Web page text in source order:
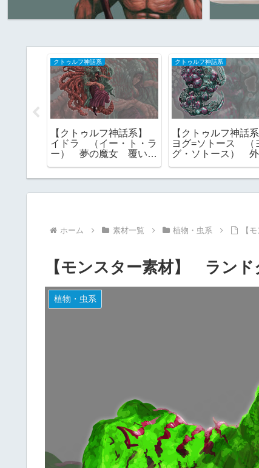
クトゥルフ神話系
【クトゥルフ神話系】
イドラ （イー・ト・ラ
ー） 夢の魔女 覆い隠
クトゥルフ神話系
【クトゥルフ神話
ヨグ=ソトース （
グ・ソトース） 外
ホーム 素材一覧 植物・虫系 【
【モンスター素材】 ラン
植物・虫系